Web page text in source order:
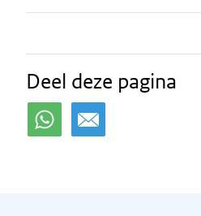
Deel deze pagina